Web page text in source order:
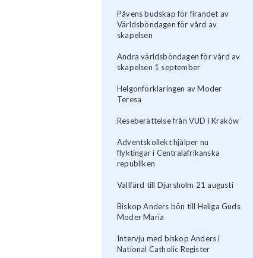
Påvens budskap för firandet av
Världsböndagen för vård av
skapelsen
Andra världsböndagen för vård av
skapelsen 1 september
Helgonförklaringen av Moder
Teresa
Reseberättelse från VUD i Kraków
Adventskollekt hjälper nu
flyktingar i Centralafrikanska
republiken
Vallfärd till Djursholm 21 augusti
Biskop Anders bön till Heliga Guds
Moder Maria
Intervju med biskop Anders i
National Catholic Register